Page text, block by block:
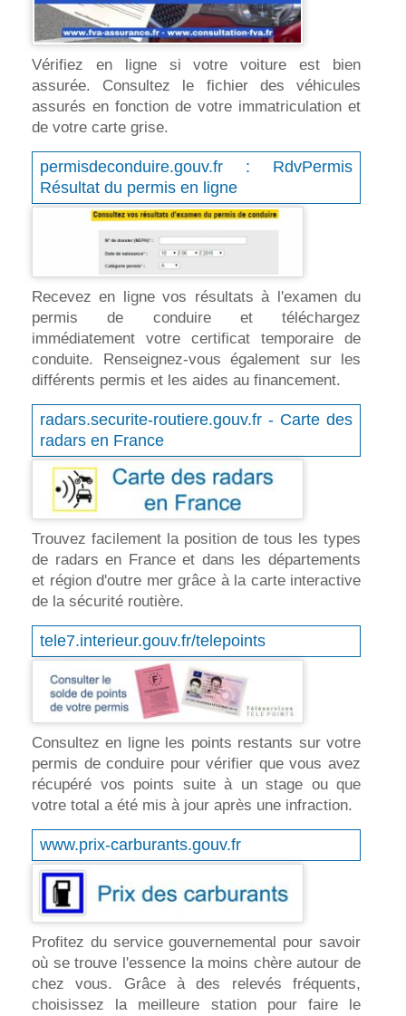
Vérifiez en ligne si votre voiture est bien
assurée. Consultez le fichier des véhicules
assurés en fonction de votre immatriculation et
de votre carte grise.
permisdeconduire.gouv.fr : RdvPermis
Résultat du permis en ligne
Recevez en ligne vos résultats à l'examen du
permis de conduire et téléchargez
immédiatement votre certificat temporaire de
conduite. Renseignez-vous également sur les
différents permis et les aides au financement.
radars.securite-routiere.gouv.fr - Carte des
radars en France
Trouvez facilement la position de tous les types
de radars en France et dans les départements
et région d'outre mer grâce à la carte interactive
de la sécurité routière.
tele7.interieur.gouv.fr/telepoints
Consultez en ligne les points restants sur votre
permis de conduire pour vérifier que vous avez
récupéré vos points suite à un stage ou que
votre total a été mis à jour après une infraction.
www.prix-carburants.gouv.fr
Profitez du service gouvernemental pour savoir
où se trouve l'essence la moins chère autour de
chez vous. Grâce à des relevés fréquents,
choisissez la meilleure station pour faire le